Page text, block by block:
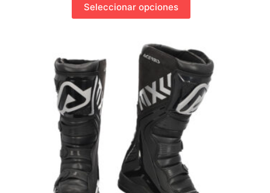
Seleccionar opciones
producto
tiene
variantes.
Las
opciones
pueden
elegir
en
la
página
de
producto